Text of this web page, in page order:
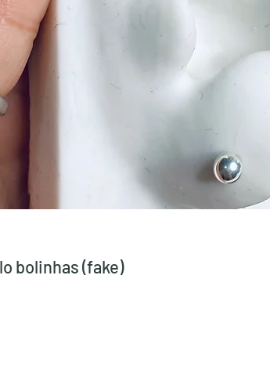
bolinhas (fake)